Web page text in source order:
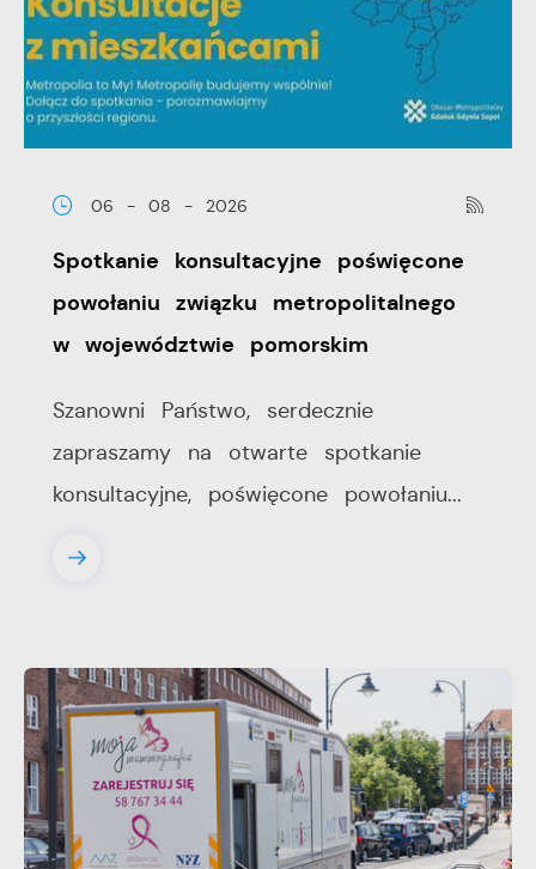
06 - 08 - 2026
Spotkanie konsultacyjne poświęcone
powołaniu związku metropolitalnego
w województwie pomorskim
Szanowni Państwo, serdecznie
zapraszamy na otwarte spotkanie
konsultacyjne, poświęcone powołaniu...